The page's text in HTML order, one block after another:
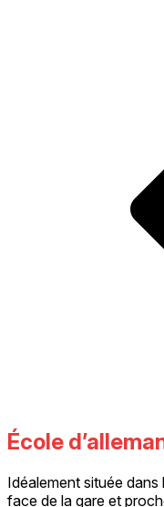
École
Idéalement située
face de la gare et